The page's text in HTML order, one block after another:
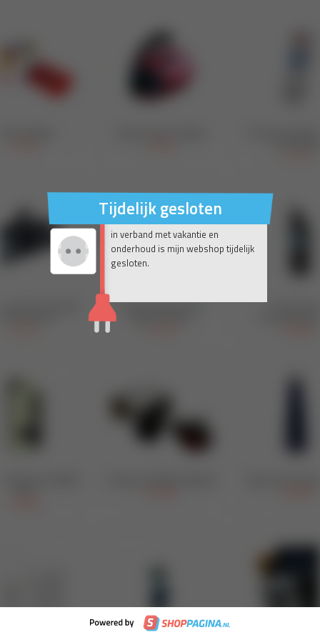
Tijdelijk gesloten
in verband met vakantie en
onderhoud is mijn webshop tijdelijk
gesloten.